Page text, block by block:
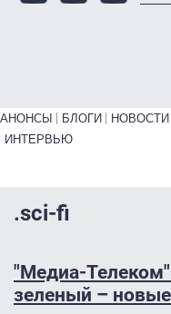
Primary links bottom
АНОНСЫ БЛОГИ НОВОСТИ
ИНТЕРВЬЮ
.sci-fi
"Медиа-
зеленый – новые